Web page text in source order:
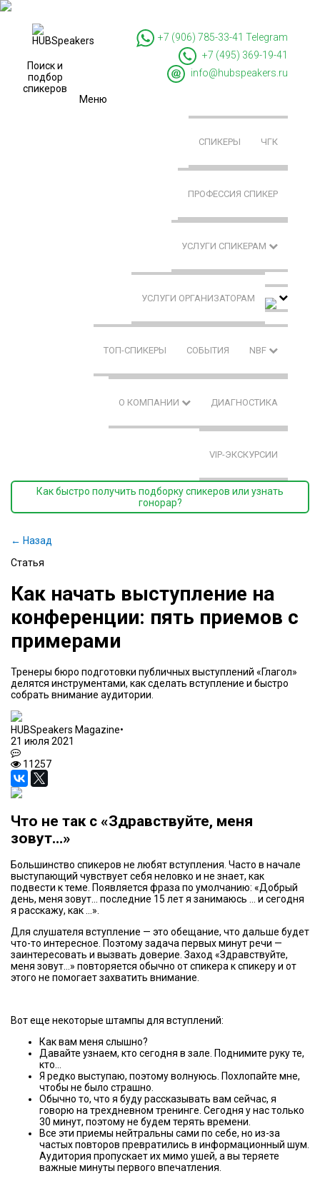
Поиск и
подбор
спикеров
+7 (906) 785-33-41 Telegram
+7 (495) 369-19-41
info@hubspeakers.ru
Меню
СПИКЕРЫ ЧГК
ПРОФЕССИЯ СПИКЕР
УСЛУГИ СПИКЕРАМ
УСЛУГИ ОРГАНИЗАТОРАМ
ТОП-СПИКЕРЫ СОБЫТИЯ NBF
О КОМПАНИИ ДИАГНОСТИКА
VIP-ЭКСКУРСИИ
Как быстро получить подборку спикеров или узнать
гонорар?
← Назад
Статья
Как начать выступление на
конференции: пять приемов с
примерами
Тренеры бюро подготовки публичных выступлений «Глагол»
делятся инструментами, как сделать вступление и быстро
собрать внимание аудитории.
HUBSpeakers Magazine•
21 июля 2021
11257
Что не так с «Здравствуйте, меня
зовут…»
Большинство спикеров не любят вступления. Часто в начале
выступающий чувствует себя неловко и не знает, как
подвести к теме. Появляется фраза по умолчанию: «Добрый
день, меня зовут… последние 15 лет я занимаюсь … и сегодня
я расскажу, как …».
Для слушателя вступление — это обещание, что дальше будет
что-то интересное. Поэтому задача первых минут речи —
заинтересовать и вызвать доверие. Заход «Здравствуйте,
меня зовут…» повторяется обычно от спикера к спикеру и от
этого не помогает захватить внимание.
Вот еще некоторые штампы для вступлений:
Как вам меня слышно?
Давайте узнаем, кто сегодня в зале. Поднимите руку те,
кто…
Я редко выступаю, поэтому волнуюсь. Похлопайте мне,
чтобы не было страшно.
Обычно то, что я буду рассказывать вам сейчас, я
говорю на трехдневном тренинге. Сегодня у нас только
30 минут, поэтому не будем терять времени.
Все эти приемы нейтральны сами по себе, но из-за
частых повторов превратились в информационный шум.
Аудитория пропускает их мимо ушей, а вы теряете
важные минуты первого впечатления.